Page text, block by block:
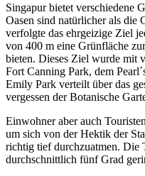
Singapur bietet verschiedene
Oasen sind natürlicher als die
verfolgte das ehrgeizige Ziel
von 400 m eine Grünfläche
bieten. Dieses Ziel wurde mit
Fort Canning Park, dem
Emily Park verteilt über das
vergessen der Botanische
Einwohner aber auch
um sich von der Hektik der
richtig tief durchzuatmen. Die
durchschnittlich fünf Grad